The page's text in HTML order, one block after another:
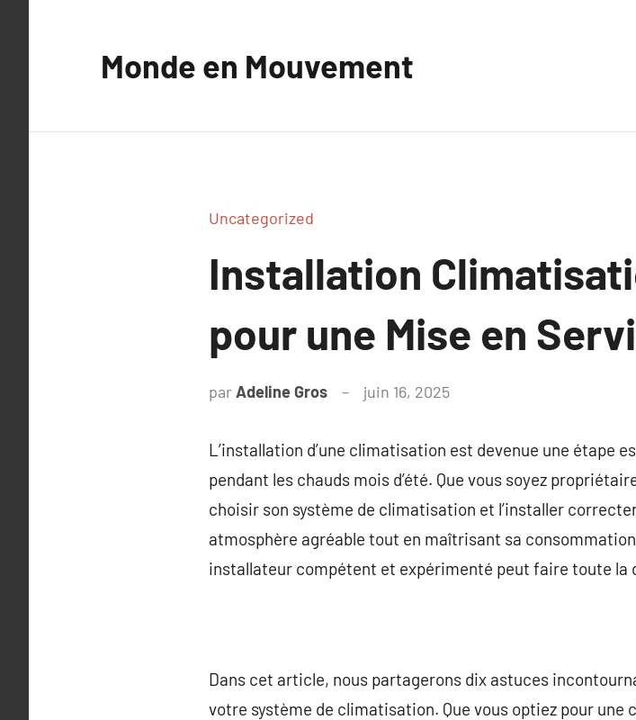
Monde en Mouvement
Uncategorized
Installation
pour une Mise en
par Adeline Gros juin 16, 2025
L’installation d’une climatisation est devenue une étape
pendant les chauds mois d’été. Que vous soyez
choisir son système de climatisation et l’installer
atmosphère agréable tout en maîtrisant sa
installateur compétent et expérimenté peut faire toute la
Dans cet article, nous partagerons dix astuces
votre système de climatisation. Que vous optiez pour